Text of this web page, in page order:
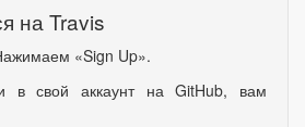
на Travis
«Sign Up».
свой аккаунт на GitHub, вам